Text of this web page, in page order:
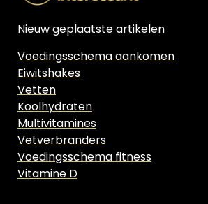
Nieuw geplaatste artikelen
Voedingsschema aankomen
Eiwitshakes
Vetten
Koolhydraten
Multivitamines
Vetverbranders
Voedingsschema fitness
Vitamine D